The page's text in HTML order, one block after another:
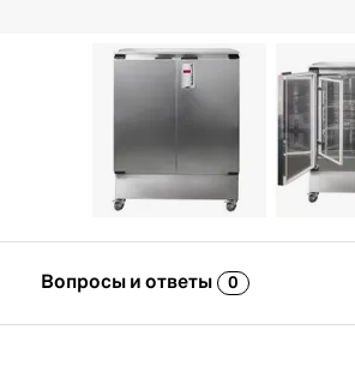
Вопросы и ответы 0